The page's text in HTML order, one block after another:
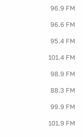
96.9 FM
96.6 FM
95.4 FM
101.4 FM
98.9 FM
88.3 FM
99.9 FM
101.9 FM